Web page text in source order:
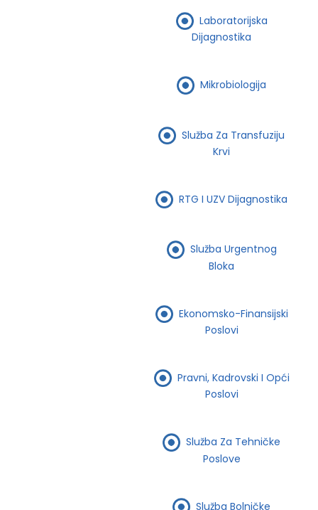
Laboratorijska
Dijagnostika
Mikrobiologija
Služba Za Transfuziju
Krvi
RTG I UZV Dijagnostika
Služba Urgentnog
Bloka
Ekonomsko-Finansijski
Poslovi
Pravni, Kadrovski I Opći
Poslovi
Služba Za Tehničke
Poslove
Služba Bolničke